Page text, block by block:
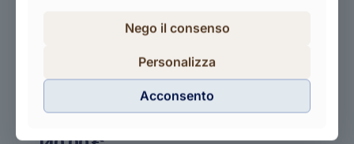
E-commerce: dalla progettazione alla
gestione
Nego il consenso
Personalizza
Acconsento